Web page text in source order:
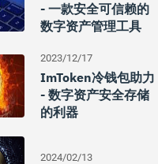
- 一款安全可信赖的
数字资产管理工具
2023/12/17
ImToken冷钱包助力
- 数字资产安全存储
的利器
2024/02/13